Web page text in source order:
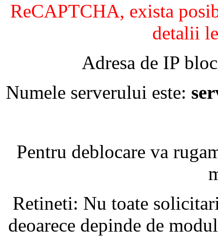
ReCAPTCHA, exista
detalii
Adresa de IP
Numele serverului este:
Pentru deblocare va
Retineti: Nu toate
deoarece depinde de